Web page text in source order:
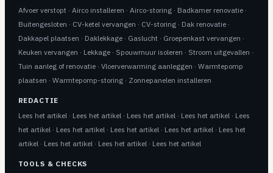
Afvoer verstopt· Airco installeren · Airco-storing· Badkamer renovatie·
Buitengesloten · CV-ketel vervangen · CV-storing· Dak renovatie·
Dakkapel plaatsen · Daklekkage· Gaslucht· Groepenkast vervangen ·
Keuken vervangen · Lekkage· Spouwmuur isoleren · Stroom uitgevallen ·
Tuin aanleg of renovatie· Vloerverwarming aanleggen · Warmtepomp
plaatsen · Warmtepomp-storing· Zonnepanelen installeren
REDACTIE
Lees het artikel · Lees het artikel · Lees het artikel · Lees het artikel · Lees
het artikel · Lees het artikel · Lees het artikel · Lees het artikel · Lees het
artikel · Lees het artikel · Lees het artikel · Lees het artikel
TOOLS & CHECKS